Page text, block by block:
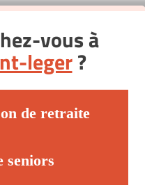
vous à
leger?
de retraite
seniors